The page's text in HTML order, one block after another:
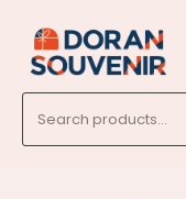
for: